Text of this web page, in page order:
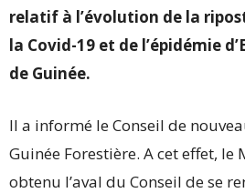
relatif à l’évolution de la
la Covid-19 et de l’épidémie
de Guinée.
Il a informé le Conseil de
Guinée Forestière. A cet effet,
obtenu l’aval du Conseil de se